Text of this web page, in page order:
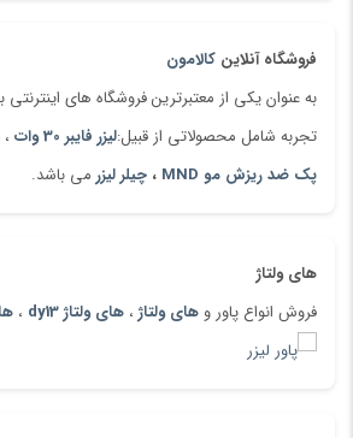
فروشگاه آنلاین کالامون
به عنوان یکی از معتبرترین فروشگاه های
تجربه شامل محصولاتی از قبیل:لیزر فایبر 30 وات ،
پک ضد ریزش مو MND
، چیلر لیزر می باشد.
های ولتاژ
فروش انواع پاور و های ولتاژ ، های ولتاژ dy13 ،